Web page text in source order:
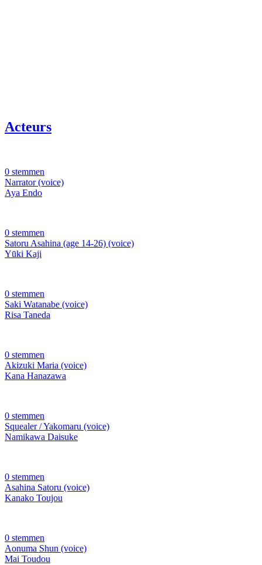
Acteurs
0 stemmen
Narrator (voice)
Aya Endo
0 stemmen
Satoru Asahina (age 14-26) (voice)
Yūki Kaji
0 stemmen
Saki Watanabe (voice)
Risa Taneda
0 stemmen
Akizuki Maria (voice)
Kana Hanazawa
0 stemmen
Squealer / Yakomaru (voice)
Namikawa Daisuke
0 stemmen
Asahina Satoru (voice)
Kanako Toujou
0 stemmen
Aonuma Shun (voice)
Mai Toudou